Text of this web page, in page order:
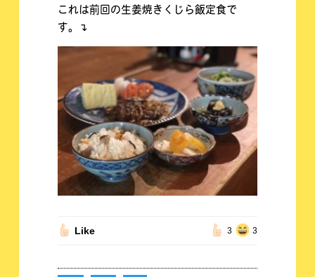
これは前回の生姜焼きくじら飯定食で
す。↴
Like 3 3